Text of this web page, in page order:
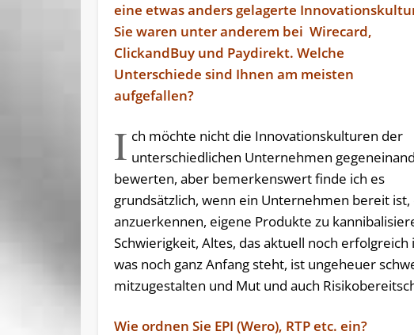
eine etwas anders gelagerte
Sie waren unter anderem bei Wirecard,
ClickandBuy und Paydirekt. Welche
Unterschiede sind Ihnen am meisten
aufgefallen?
I ch möchte nicht die Innovationskulturen der
unterschiedlichen Unternehmen
bewerten, aber bemerkenswert finde ich es
grundsätzlich, wenn ein Unternehmen bereit
anzuerkennen, eigene Produkte zu
Schwierigkeit, Altes, das aktuell noch
was noch ganz Anfang steht, ist ungeheuer
mitzugestalten und Mut und auch
Wie ordnen Sie EPI (Wero), RTP etc. ein?